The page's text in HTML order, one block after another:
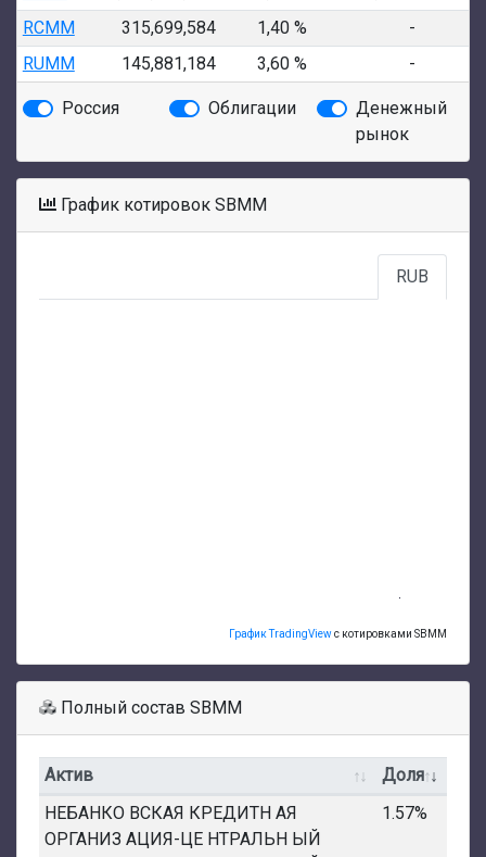
RCMM
315,699,584 1,40 %
-
RUMM
145,881,184 3,60 % -
Россия Облигации
Денежный
рынок
График котировок SBMM
RUB
График TradingViewс котировками SBMM
Полный состав SBMM
Актив
Доля
НЕБАНКО ВСКАЯ КРЕДИТН АЯ
ОРГАНИЗ АЦИЯ-ЦЕ НТРАЛЬН ЫЙ
1.57%